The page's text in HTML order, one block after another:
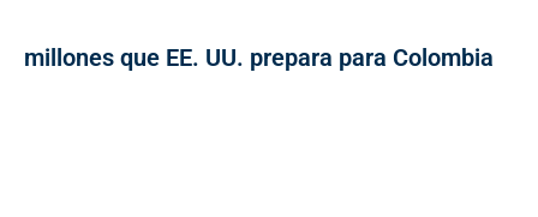
millones que EE. UU. prepara para Colombia